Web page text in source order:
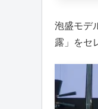
泡盛モデ
露」をセ